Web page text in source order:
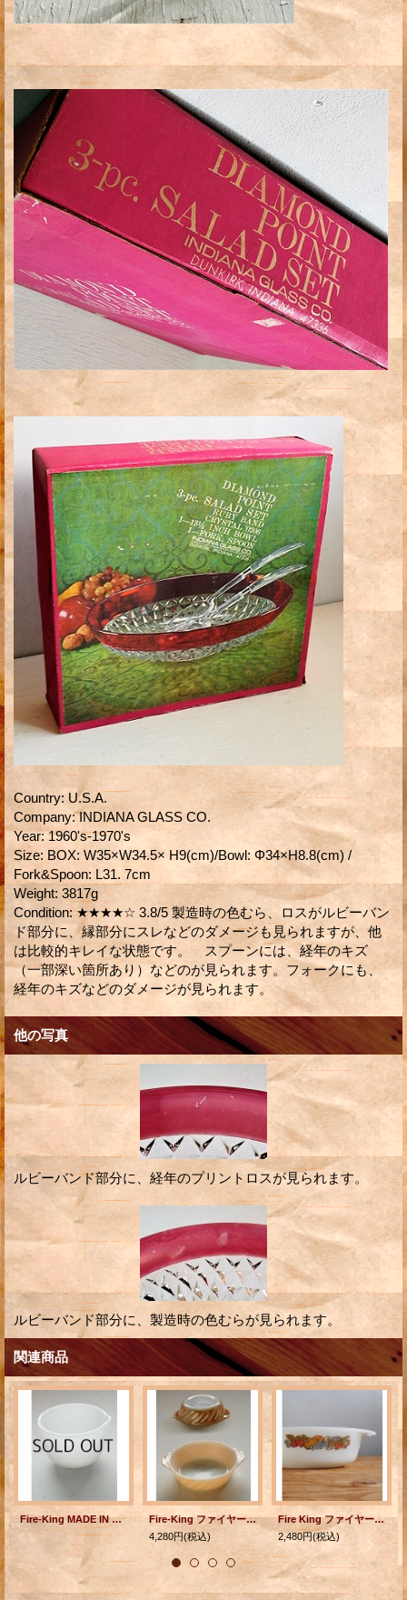
Country: U.S.A.
Company: INDIANA GLASS CO.
Year: 1960's-1970's
Size: BOX: W35×W34.5× H9(cm)/Bowl: Φ34×H8.8(cm) /
Fork&Spoon: L31. 7cm
Weight: 3817g
Condition: ★★★★☆ 3.8/5 製造時の色むら、ロスがルビーバン
ド部分に、縁部分にスレなどのダメージも見られますが、他
は比較的キレイな状態です。 スプーンには、経年のキズ
（一部深い箇所あり）などのが見られます。フォークにも、
経年のキズなどのダメージが見られます。
他の写真
ルビーバンド部分に、経年のプリントロスが見られます。
ルビーバンド部分に、製造時の色むらが見られます。
関連商品
Fire-King MADE IN U.S.A. FOR Sunbeam ファイヤーキング サンビーム ミッキシングボウル size: Φ16.5×H12.2 (cm)
Fire-King ファイヤーキング Peach Luster ピーチラスター Swirl ”スワール” Ovenware Small Baking Dish キャセロール 2pc set
4,280円(税込)
Fire King ファイヤーキング ネイチャーズバウンティ（フルーツ柄) キャセロール size: 1QT. (約946ml)
2,480円(税込)